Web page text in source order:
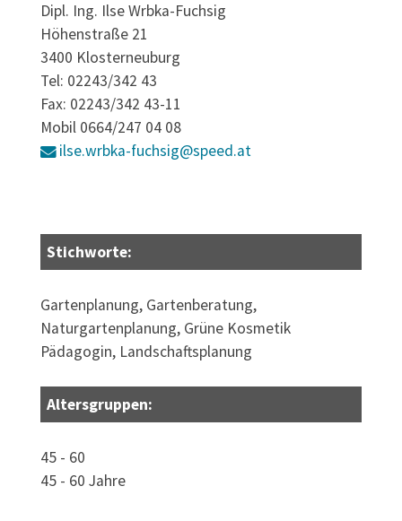
Dipl. Ing. Ilse Wrbka-Fuchsig
Höhenstraße 21
3400 Klosterneuburg
Tel: 02243/342 43
Fax: 02243/342 43-11
Mobil 0664/247 04 08
ilse.wrbka-fuchsig@speed.at
Stichworte:
Gartenplanung, Gartenberatung,
Naturgartenplanung, Grüne Kosmetik
Pädagogin, Landschaftsplanung
Altersgruppen:
45 - 60
45 - 60 Jahre